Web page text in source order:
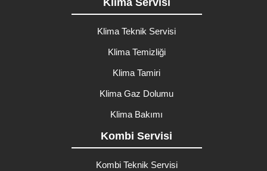
Klima Servisi
Klima Teknik Servisi
Klima Temizliği
Klima Tamiri
Klima Gaz Dolumu
Klima Bakımı
Kombi Servisi
Kombi Teknik Servisi